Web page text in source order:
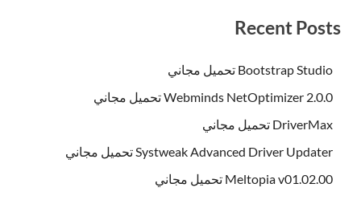
Recent Posts
Bootstrap Studio تحميل مجاني
Webminds NetOptimizer 2.0.0 تحميل مجاني
DriverMax تحميل مجاني
Systweak Advanced Driver Updater تحميل مجاني
Meltopia v01.02.00 تحميل مجاني